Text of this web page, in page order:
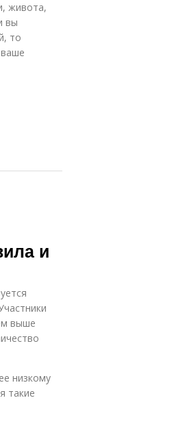
живота,
вы
то
и
выше
низкому
такие